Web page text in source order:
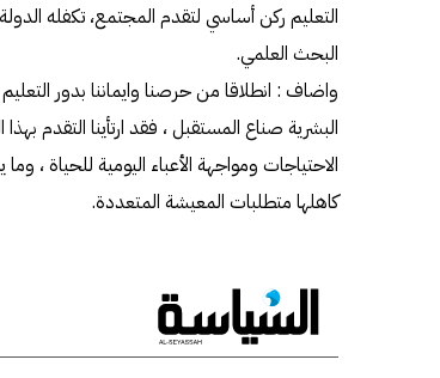
التعليم ركن أساسي لتقدم المجتمع، تكفله
البحث العلمي.
واضاف : انطلاقا من حرصنا وايماننا بدور التعليم
البشرية صناع المستقبل ، فقد ارتأينا التقدم
الاحتياجات ومواجهة الأعباء اليومية للحياة ،
كاهلها متطلبات المعيشة المتعددة.